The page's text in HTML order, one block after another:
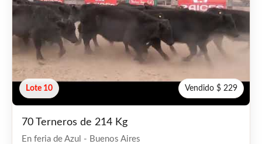
Lote 10 Vendido $ 229
70 Terneros de 214 Kg
En feria de Azul - Buenos Aires